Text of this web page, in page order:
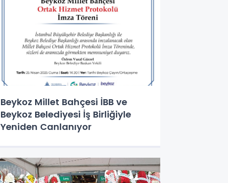
Beykoz Millet Bahçesi İBB ve
Beykoz Belediyesi İş Birliğiyle
Yeniden Canlanıyor